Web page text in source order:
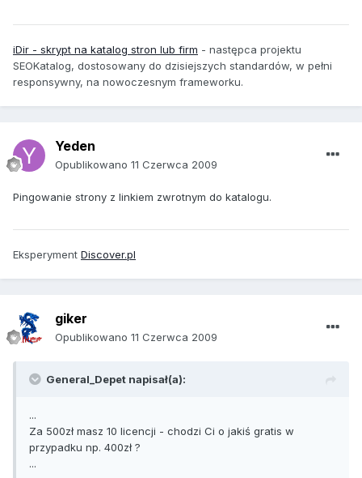
iDir - skrypt na katalog stron lub firm - następca projektu
SEOKatalog, dostosowany do dzisiejszych standardów, w pełni
responsywny, na nowoczesnym frameworku.
Yeden
Opublikowano 11 Czerwca 2009
Pingowanie strony z linkiem zwrotnym do katalogu.
Eksperyment Discover.pl
giker
Opublikowano 11 Czerwca 2009
General_Depet napisał(a):
...
Za 500zł masz 10 licencji - chodzi Ci o jakiś gratis w
przypadku np. 400zł ?
...